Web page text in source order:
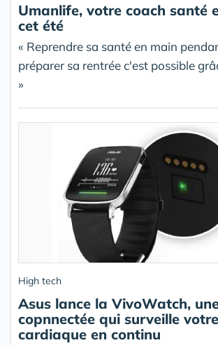
Umanlife, votre coach santé
cet été
« Reprendre sa santé en main
préparer sa rentrée c'est possible
»
High tech
Asus lance la VivoWatch,
copnnectée qui surveille
cardiaque en continu